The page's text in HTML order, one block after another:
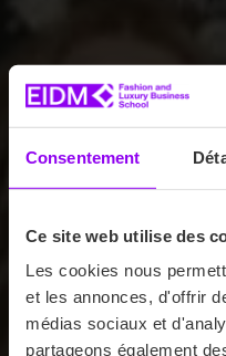
Consentement
Ce site web utilise des
Les cookies nous
et les annonces, d'offrir
médias sociaux et
partageons également